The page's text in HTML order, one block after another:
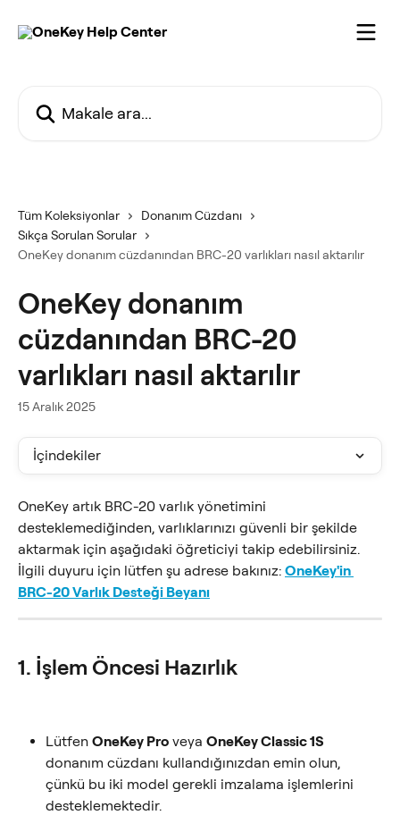
Tüm Koleksiyonlar
Donanım Cüzdanı
Sıkça Sorulan Sorular
OneKey donanım cüzdanından BRC-20 varlıkları nasıl aktarılır
OneKey donanım
cüzdanından BRC-20
varlıkları nasıl aktarılır
15 Aralık 2025
İçindekiler
OneKey artık BRC-20 varlık yönetimini
desteklemediğinden, varlıklarınızı güvenli bir şekilde
aktarmak için aşağıdaki öğreticiyi takip edebilirsiniz.
İlgili duyuru için lütfen şu adrese bakınız: OneKey'in
BRC-20 Varlık Desteği Beyanı
1. İşlem Öncesi Hazırlık
Lütfen OneKey Pro veya OneKey Classic 1S
donanım cüzdanı kullandığınızdan emin olun,
çünkü bu iki model gerekli imzalama işlemlerini
desteklemektedir.